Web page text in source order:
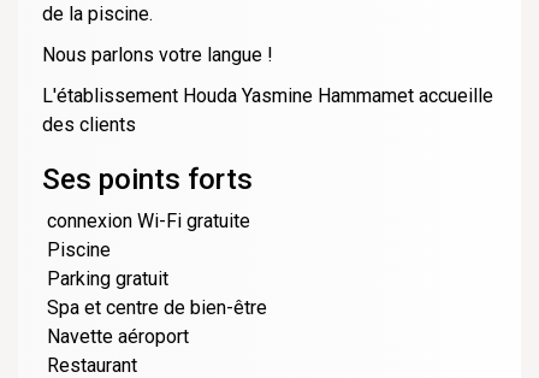
de la piscine.
Nous parlons votre langue !
L'établissement Houda Yasmine Hammamet accueille
des clients
Ses points forts
connexion Wi-Fi gratuite
Piscine
Parking gratuit
Spa et centre de bien-être
Navette aéroport
Restaurant